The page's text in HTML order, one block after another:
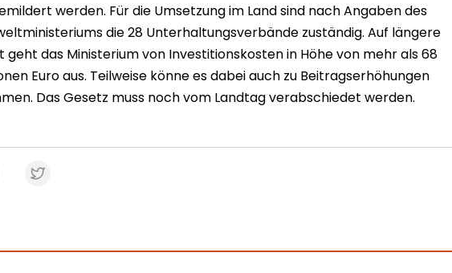
werden. Für die Umsetzung im Land sind nach Angaben des
die 28 Unterhaltungsverbände zuständig. Auf längere
geht das Ministerium von Investitionskosten in Höhe von mehr als 68
Euro aus. Teilweise könne es dabei auch zu Beitragserhöhungen
Das Gesetz muss noch vom Landtag verabschiedet werden.